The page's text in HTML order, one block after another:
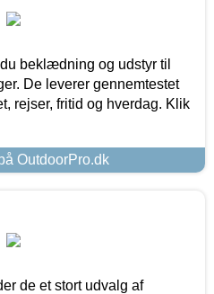
beklædning og udstyr til
De leverer gennemtestet
rejser, fritid og hverdag. Klik
OutdoorPro.dk
de et stort udvalg af